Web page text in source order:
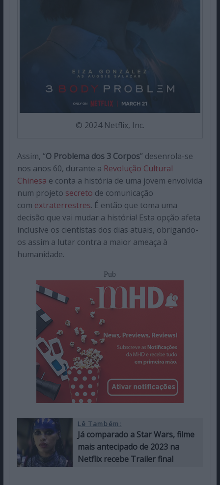
© 2024 Netflix, Inc.
Assim, “O Problema dos 3 Corpos” desenrola-se
nos anos 60, durante a Revolução Cultural
Chinesa e conta a história de uma jovem envolvida
num projeto secreto de comunicação
com extraterrestres. É então que toma uma
decisão que vai mudar a história! Esta opção afeta
inclusive os cientistas dos dias atuais, obrigando-
os assim a lutar contra a maior ameaça à
humanidade.
Pub
Lê Também:
Já comparado a Star Wars, filme
mais antecipado de 2023 na
Netflix recebe Trailer final